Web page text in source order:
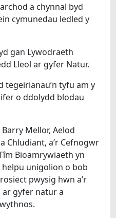
a chynnal byd
cymunedau ledled y
gan Lywodraeth
Lleol ar gyfer Natur.
tegeirianau’n tyfu am y
o ddolydd blodau
Mellor, Aelod
Chludiant, a’r Cefnogwr
Bioamrywiaeth yn
unigolion o bob
pwysig hwn a’r
ar gyfer natur a